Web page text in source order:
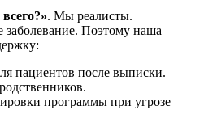
. Мы реалисты.
Поэтому наша
пациентов после выписки.
программы при угрозе